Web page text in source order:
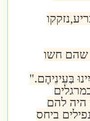
חשו
בְּעֵינֵיהֶם."
להם
ביחס